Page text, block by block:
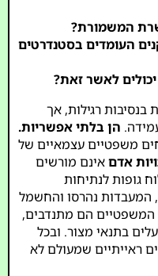
המשמורת?
העומדים בסטנדרטים
לאשר זאת?
בנסיבות רגילות, אך
הן בלתי אפשריות.
משפטיים עצמאיים של
אדםאינם מורשים
גופות לנתיחות
המעבדות נהרסו והחשמל
המשפטיים הם מתנדבים,
בתנאי מצור. ובכל
ראייתיים שמעולם לא